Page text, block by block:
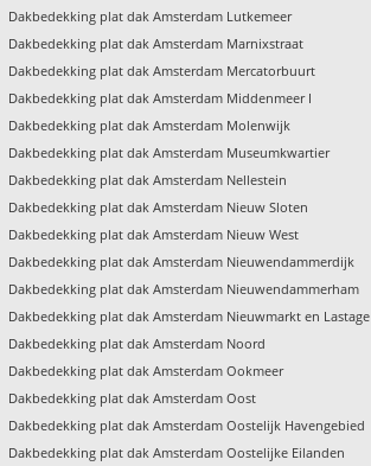
Dakbedekking plat dak Amsterdam Lutkemeer
Dakbedekking plat dak Amsterdam Marnixstraat
Dakbedekking plat dak Amsterdam Mercatorbuurt
Dakbedekking plat dak Amsterdam Middenmeer I
Dakbedekking plat dak Amsterdam Molenwijk
Dakbedekking plat dak Amsterdam Museumkwartier
Dakbedekking plat dak Amsterdam Nellestein
Dakbedekking plat dak Amsterdam Nieuw Sloten
Dakbedekking plat dak Amsterdam Nieuw West
Dakbedekking plat dak Amsterdam Nieuwendammerdijk
Dakbedekking plat dak Amsterdam Nieuwendammerham
Dakbedekking plat dak Amsterdam Nieuwmarkt en Lastage
Dakbedekking plat dak Amsterdam Noord
Dakbedekking plat dak Amsterdam Ookmeer
Dakbedekking plat dak Amsterdam Oost
Dakbedekking plat dak Amsterdam Oostelijk Havengebied
Dakbedekking plat dak Amsterdam Oostelijke Eilanden